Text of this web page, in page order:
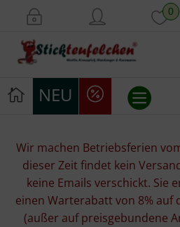
0
NEU
Stickpackungen
Stickgarne
Wir machen Betriebsferien
dieser Zeit findet kein
keine Emails verschickt. Sie
einen Warterabatt von 8% auf
(außer auf preisgebundene